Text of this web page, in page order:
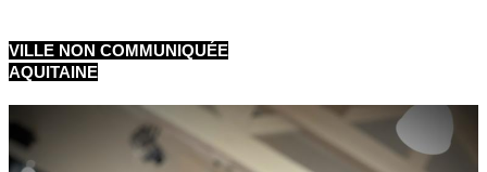
VILLE NON COMMUNIQUÉE
AQUITAINE